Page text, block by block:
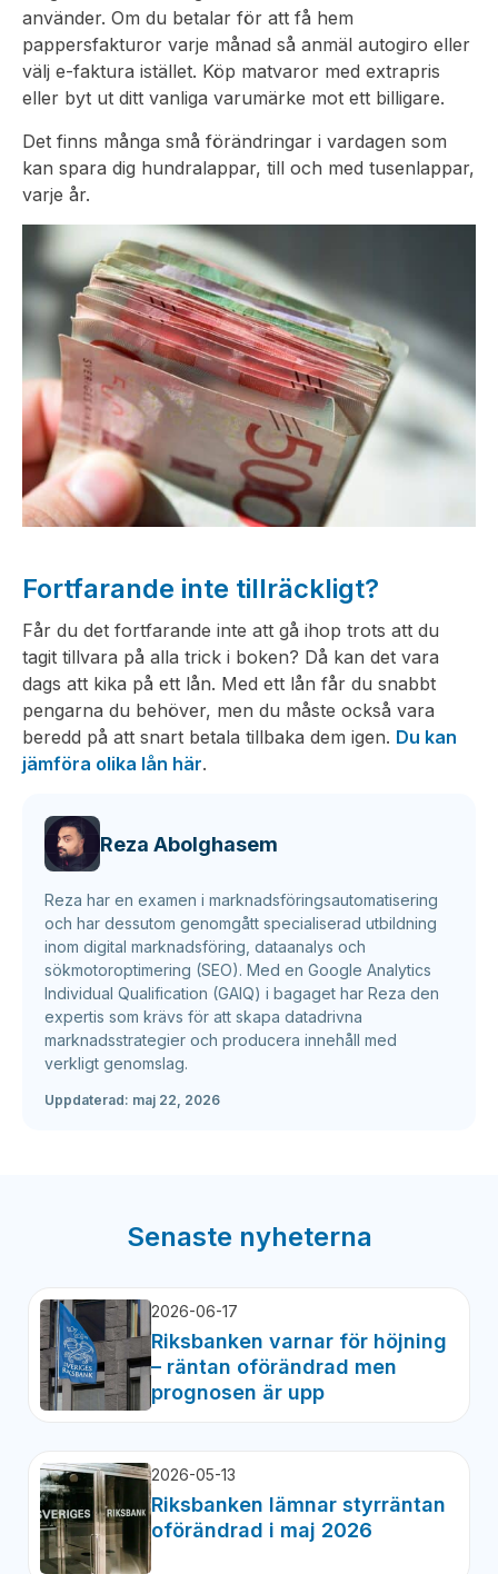
använder. Om du betalar för att få hem
pappersfakturor varje månad så anmäl autogiro eller
välj e-faktura istället. Köp matvaror med extrapris
eller byt ut ditt vanliga varumärke mot ett billigare.
Det finns många små förändringar i vardagen som
kan spara dig hundralappar, till och med tusenlappar,
varje år.
Fortfarande inte tillräckligt?
Får du det fortfarande inte att gå ihop trots att du
tagit tillvara på alla trick i boken? Då kan det vara
dags att kika på ett lån. Med ett lån får du snabbt
pengarna du behöver, men du måste också vara
beredd på att snart betala tillbaka dem igen. Du kan
jämföra olika lån här.
Reza Abolghasem
Reza har en examen i marknadsföringsautomatisering
och har dessutom genomgått specialiserad utbildning
inom digital marknadsföring, dataanalys och
sökmotoroptimering (SEO). Med en Google Analytics
Individual Qualification (GAIQ) i bagaget har Reza den
expertis som krävs för att skapa datadrivna
marknadsstrategier och producera innehåll med
verkligt genomslag.
Uppdaterad: maj 22, 2026
Senaste nyheterna
2026-06-17
Riksbanken varnar för höjning
– räntan oförändrad men
prognosen är upp
2026-05-13
Riksbanken lämnar styrräntan
oförändrad i maj 2026